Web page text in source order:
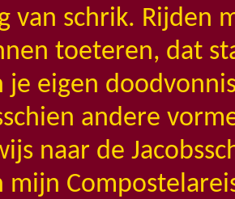
van schrik. Rijden
toeteren, dat
je eigen
andere
naar de
mijn